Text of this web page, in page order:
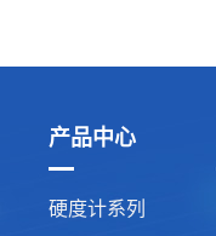
产品中心
硬度计系列